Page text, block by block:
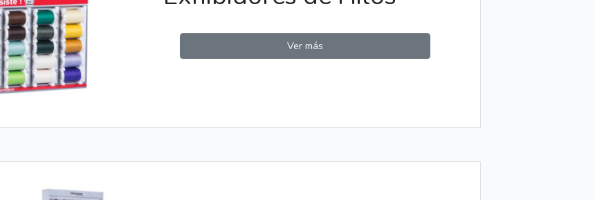
Ver más